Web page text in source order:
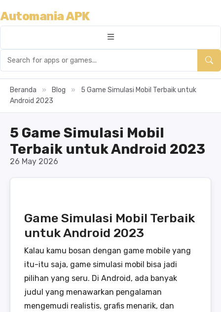
Automania APK
Beranda » Blog »
5 Game Simulasi Mobil Terbaik untuk
Android 2023
5 Game Simulasi Mobil
Terbaik untuk Android 2023
26 May 2026
Game Simulasi Mobil Terbaik
untuk Android 2023
Kalau kamu bosan dengan game mobile yang
itu-itu saja, game simulasi mobil bisa jadi
pilihan yang seru. Di Android, ada banyak
judul yang menawarkan pengalaman
mengemudi realistis, grafis menarik, dan